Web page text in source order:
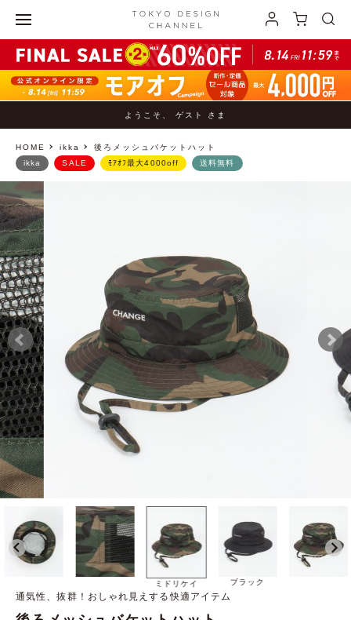
ようこそ、 ゲスト さま
HOME ikka 後ろメッシュバケットハット
ミドリケイ ブラック
ikka SALE ﾓｱｵﾌ最大4000off 送料無料
通気性、抜群！おしゃれ見えする快適アイテム